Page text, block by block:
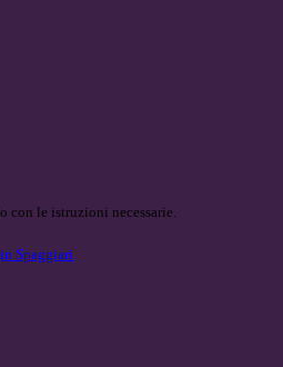
con le istruzioni necessarie.
Spaggiari